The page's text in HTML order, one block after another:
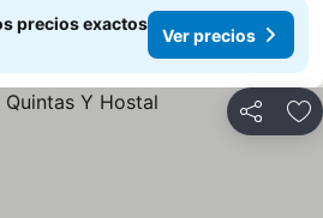
precios exactos
Ver precios
Compartir